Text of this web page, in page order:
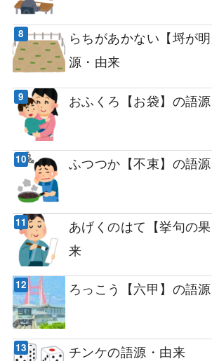
らちがあかない【埒が
源・由来
おふくろ【お袋】の語
ふつつか【不束】の語
あげくのはて【挙句の
来
ろっこう【六甲】の語
チンケの語源・由来